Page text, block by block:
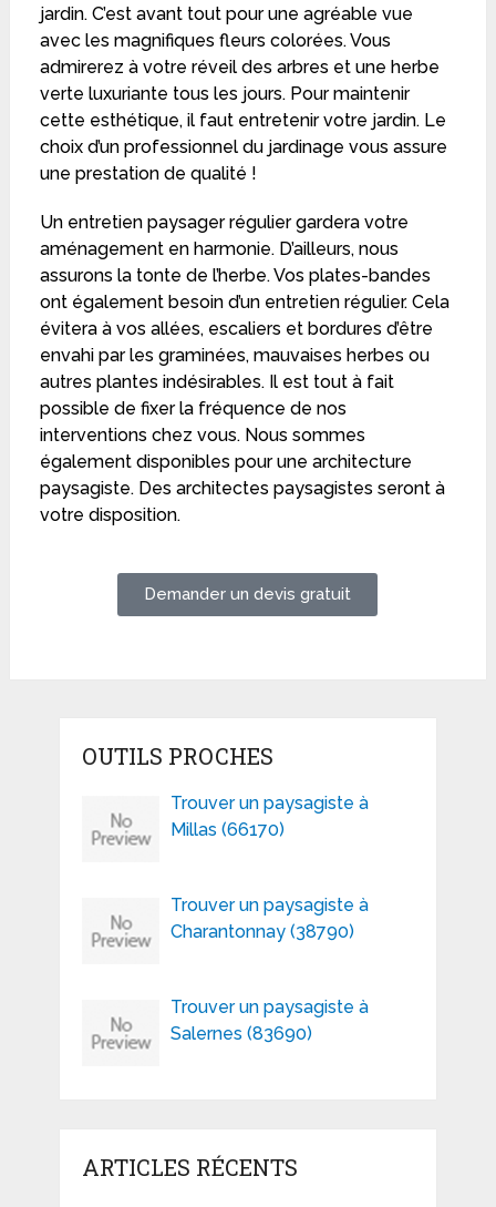
jardin. C’est avant tout pour une agréable vue
avec les magnifiques fleurs colorées. Vous
admirerez à votre réveil des arbres et une herbe
verte luxuriante tous les jours. Pour maintenir
cette esthétique, il faut entretenir votre jardin. Le
choix d’un professionnel du jardinage vous assure
une prestation de qualité !
Un entretien paysager régulier gardera votre
aménagement en harmonie. D’ailleurs, nous
assurons la tonte de l’herbe. Vos plates-bandes
ont également besoin d’un entretien régulier. Cela
évitera à vos allées, escaliers et bordures d’être
envahi par les graminées, mauvaises herbes ou
autres plantes indésirables. Il est tout à fait
possible de fixer la fréquence de nos
interventions chez vous. Nous sommes
également disponibles pour une architecture
paysagiste. Des architectes paysagistes seront à
votre disposition.
Demander un devis gratuit
OUTILS PROCHES
Trouver un paysagiste à
Millas (66170)
Trouver un paysagiste à
Charantonnay (38790)
Trouver un paysagiste à
Salernes (83690)
ARTICLES RÉCENTS